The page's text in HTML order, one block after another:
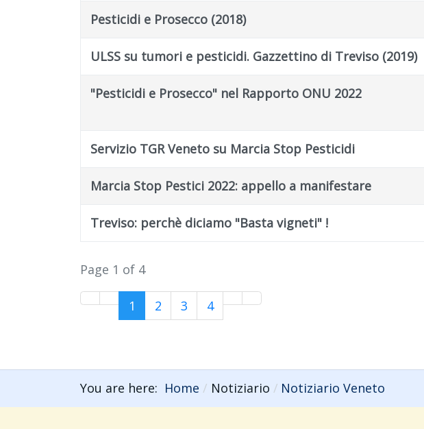
Pesticidi e Prosecco (2018)
ULSS su tumori e pesticidi. Gazzettino di Treviso (2019)
"Pesticidi e Prosecco" nel Rapporto ONU 2022
Servizio TGR Veneto su Marcia Stop Pesticidi
Marcia Stop Pestici 2022: appello a manifestare
Treviso: perchè diciamo "Basta vigneti" !
Page 1 of 4
1 2 3 4
You are here: Home Notiziario Notiziario Veneto